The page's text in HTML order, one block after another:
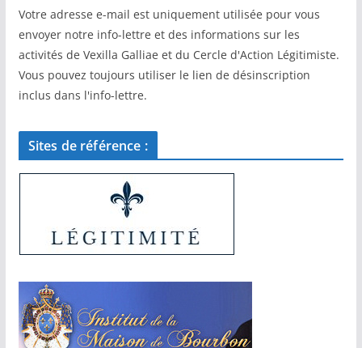
Votre adresse e-mail est uniquement utilisée pour vous
envoyer notre info-lettre et des informations sur les
activités de Vexilla Galliae et du Cercle d'Action Légitimiste.
Vous pouvez toujours utiliser le lien de désinscription
inclus dans l'info-lettre.
Sites de référence :